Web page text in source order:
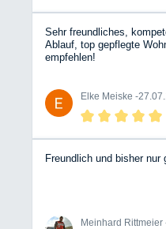
Sehr freundliches,
Ablauf, top gepflegte
empfehlen!
Elke Meiske -
Freundlich und bisher nur
Meinhard Rittmeier